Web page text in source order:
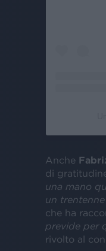
Anche
di
una mano
un
che ha
previde per
rivolto al